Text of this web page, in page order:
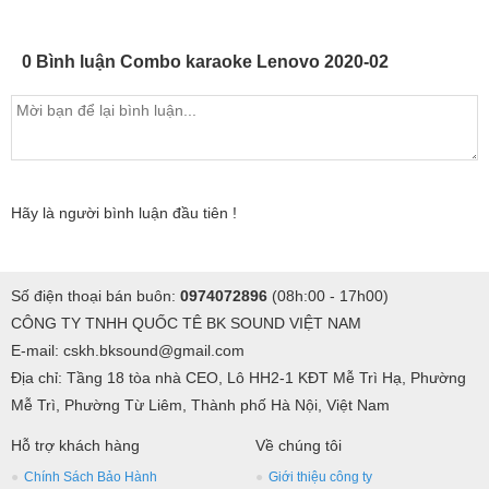
lại giọng ca ngọt ngào, ấm áp như ca sĩ. Đặt chế độ đầu vào
khởi động , đầu ra max cho music , mic ,efec. Hỗ trợ cài đặt
vào. Với thiết bị này bạn có thể cảm nhận một cách rõ ràng
lớn, hoạt động ổn định.
0 Bình luận Combo karaoke Lenovo 2020-02
Hãy là người bình luận đầu tiên !
Số điện thoại bán buôn: 0974072896 (08h:00 - 17h00)
CÔNG TY TNHH QUỐC TÊ BK SOUND VIỆT NAM
E-mail: cskh.bksound@gmail.com
Địa chỉ: Tầng 18 tòa nhà CEO, Lô HH2-1 KĐT Mễ Trì Hạ, Phường
Mễ Trì, Phường Từ Liêm, Thành phố Hà Nội, Việt Nam
Hỗ trợ khách hàng
Chính Sách Bảo Hành
Về chúng tôi
Giới thiệu công ty